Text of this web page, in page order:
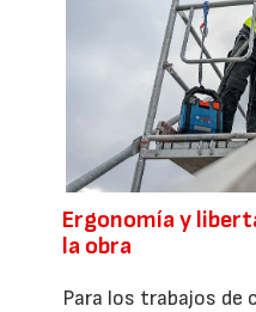
Ergonomía y
la obra
Para los trabajos de